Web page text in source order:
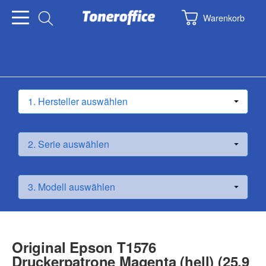
Warenkorb
Original Epson T1576
Druckerpatrone Magenta (hell) (25,9